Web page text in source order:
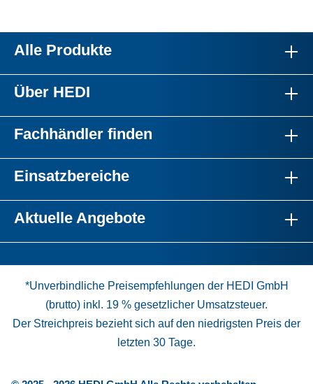
Alle Produkte
Über HEDI
Fachhändler finden
Einsatzbereiche
Aktuelle Angebote
*Unverbindliche Preisempfehlungen der HEDI GmbH
(brutto) inkl. 19 % gesetzlicher Umsatzsteuer.
Der Streichpreis bezieht sich auf den niedrigsten Preis der
letzten 30 Tage.